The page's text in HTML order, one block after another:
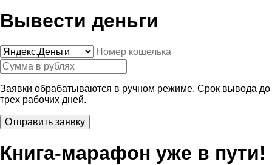
Вывести деньги
Заявки обрабатываются в ручном режиме. Срок вывода до
трех рабочих дней.
Книга-марафон уже в пути!